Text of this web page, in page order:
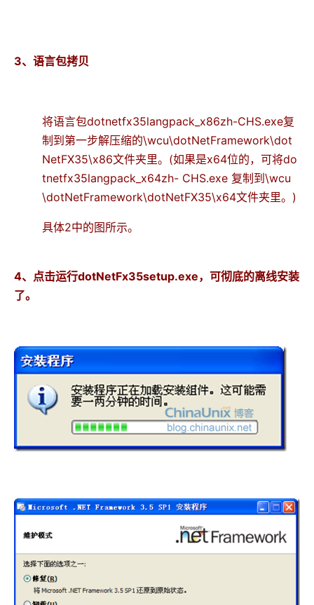
3、语言包拷贝
将语言包dotnetfx35langpack_x86zh-CHS.exe复
制到第一步解压缩的\wcu\dotNetFramework\dot
NetFX35\x86文件夹里。(如果是x64位的，可将do
tnetfx35langpack_x64zh- CHS.exe 复制到\wcu
\dotNetFramework\dotNetFX35\x64文件夹里。)
具体2中的图所示。
4、点击运行dotNetFx35setup.exe，可彻底的离线安装
了。